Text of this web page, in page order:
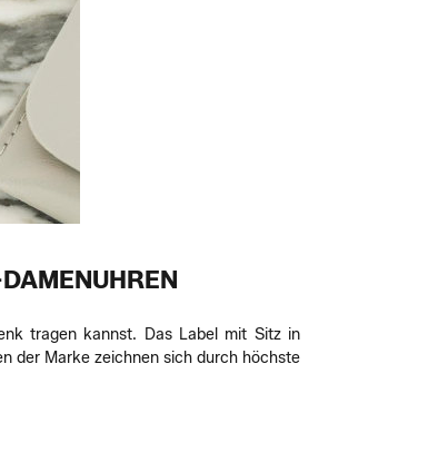
tragen kannst. Das Label mit Sitz in
der Marke zeichnen sich durch höchste